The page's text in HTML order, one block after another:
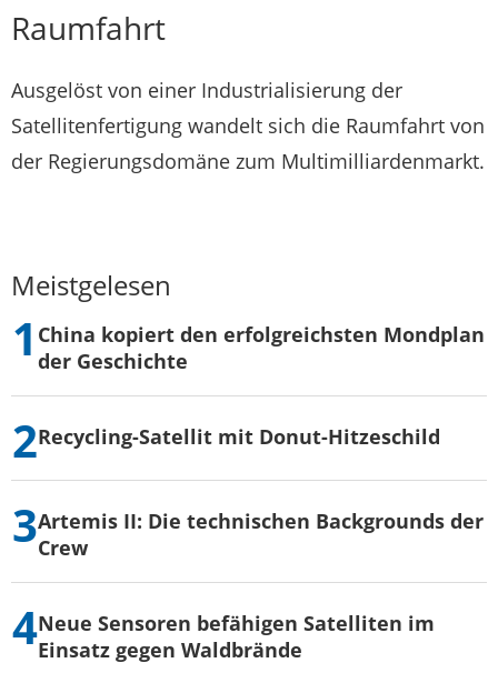
Raumfahrt
Ausgelöst von einer Industrialisierung der
Satellitenfertigung wandelt sich die Raumfahrt von
der Regierungsdomäne zum Multimilliardenmarkt.
Meistgelesen
China kopiert den erfolgreichsten Mondplan
der Geschichte
Recycling-Satellit mit Donut-Hitzeschild
Artemis II: Die technischen Backgrounds der
Crew
Neue Sensoren befähigen Satelliten im
Einsatz gegen Waldbrände